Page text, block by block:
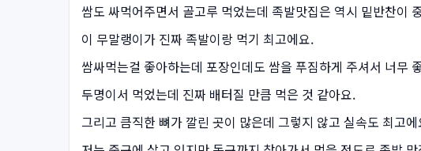
쌈도 싸먹어주면서 골고루 먹었는데 족발맛집은 역시 밑반찬이
이 무말랭이가 진짜 족발이랑 먹기 최고에요.
쌈싸먹는걸 좋아하는데 포장인데도 쌈을 푸짐하게 주셔서 너무
두명이서 먹었는데 진짜 배터질 만큼 먹은 것 같아요.
그리고 큼직한 뼈가 깔린 곳이 많은데 그렇지 않고 실속도 최고